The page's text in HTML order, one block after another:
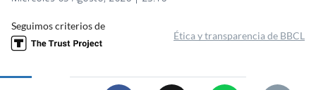
Seguimos criterios de
Ética y transparencia de BBCL